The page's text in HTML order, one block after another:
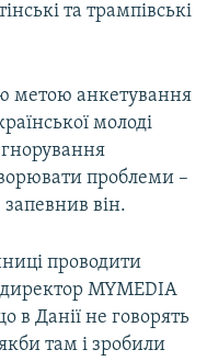
та трампівські
метою анкетування
молоді
проблеми –
він.
проводити
MYMEDIA
Данії не говорять
там і зробили